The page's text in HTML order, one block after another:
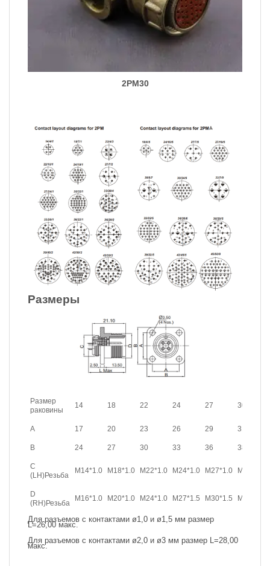
2PM30
Размеры
Размер
раковины
14 18 22 24 27 30
A 17 20 23 26 29 31
B 24 27 30 33 36 38
C
(LH)Резьба
M14*1.0 M18*1.0 M22*1.0 M24*1.0 M27*1.0 M30*1.0
D
(RH)Резьба
M16*1.0 M20*1.0 M24*1.0 M27*1.5 M30*1.5 M33*1.5
Для разъемов с контактами ø1,0 и ø1,5 мм размер
L=26,00 макс.
Для разъемов с контактами ø2,0 и ø3 мм размер L=28,00
макс.